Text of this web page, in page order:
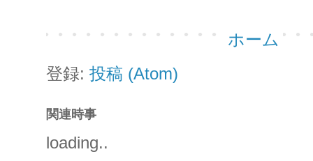
ホーム
登録: 投稿 (Atom)
関連時事
loading..